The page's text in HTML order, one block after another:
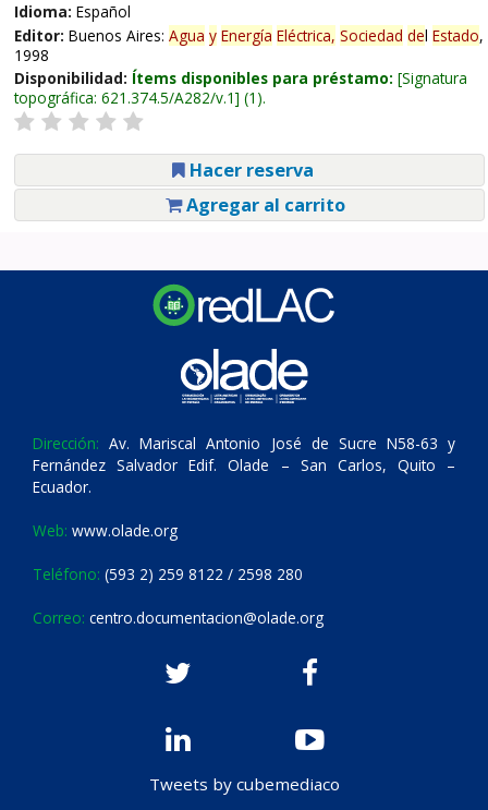
Idioma: Español
Editor: Buenos Aires: Agua y Energía Eléctrica, Sociedad del Estado,
1998
Disponibilidad: Ítems disponibles para préstamo: Signatura
topográfica: 621.374.5/A282/v.1 (1).
Hacer reserva
Agregar al carrito
Dirección: Av. Mariscal Antonio José de Sucre N58-63 y
Fernández Salvador Edif. Olade – San Carlos, Quito –
Ecuador.
Web: www.olade.org
Teléfono: (593 2) 259 8122 / 2598 280
Correo: centro.documentacion@olade.org
Tweets by cubemediaco